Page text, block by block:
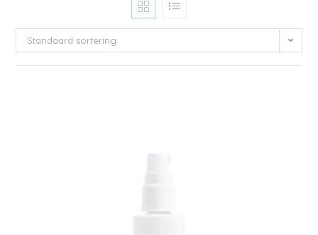
Standaard sortering